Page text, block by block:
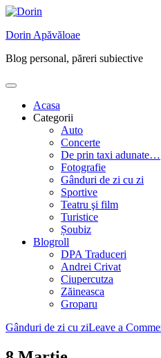
Skip
content
Dorin Apăvăloae
Blog personal, păreri subiective
Acasa
Categorii
Auto
Concerte
De prin taxi adunate…
Fotografie
Gânduri de zi cu zi
Sportive
Teatru şi film
Turistice
Șoubiz
Blogroll
DPA Traduceri
Andrei Crivat
Ciupercutza
Zăineasca
Groparu
Gânduri de zi cu ziLeave a